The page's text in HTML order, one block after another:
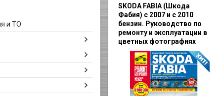
и ТО
SKODA FABIA (Шкода
Фабия) с 2007 и с 2010
бензин. Руководство по
ремонту и эксплуатации в
цветных фотографиях